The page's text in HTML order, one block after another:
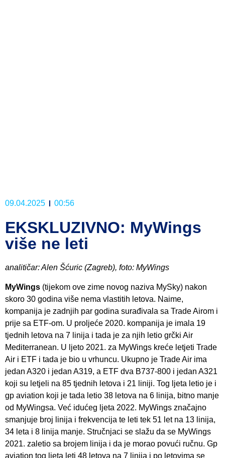
09.04.2025 00:56
EKSKLUZIVNO: MyWings
više ne leti
analitičar: Alen Šćuric (Zagreb), foto: MyWings
MyWings (tijekom ove zime novog naziva MySky) nakon
skoro 30 godina više nema vlastitih letova. Naime,
kompanija je zadnjih par godina surađivala sa Trade Airom i
prije sa ETF-om. U proljeće 2020. kompanija je imala 19
tjednih letova na 7 linija i tada je za njih letio grčki Air
Mediterranean. U ljeto 2021. za MyWings kreće letjeti Trade
Air i ETF i tada je bio u vrhuncu. Ukupno je Trade Air ima
jedan A320 i jedan A319, a ETF dva B737-800 i jedan A321
koji su letjeli na 85 tjednih letova i 21 liniji. Tog ljeta letio je i
gp aviation koji je tada letio 38 letova na 6 linija, bitno manje
od MyWingsa. Već idućeg ljeta 2022. MyWings značajno
smanjuje broj linija i frekvencija te leti tek 51 let na 13 linija,
34 leta i 8 linija manje. Stručnjaci se slažu da se MyWings
2021. zaletio sa brojem linija i da je morao povući ručnu. Gp
aviation tog ljeta leti 48 letova na 7 linija i po letovima se